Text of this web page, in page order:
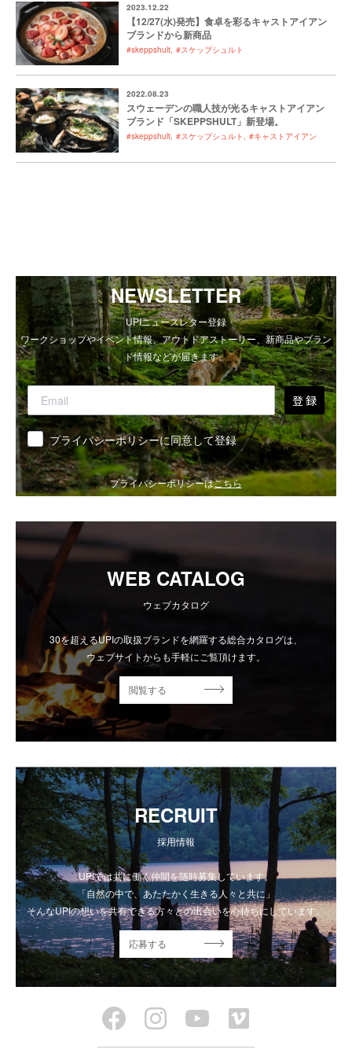
2023.12.22
【12/27(水)発売】食卓を彩るキャストアイアン
ブランドから新商品
#skeppshult #スケップシュルト
2022.08.23
スウェーデンの職人技が光るキャストアイアン
ブランド「SKEPPSHULT」新登場。
#skeppshult #スケップシュルト #キャストアイアン
NEWSLETTER
UPIニュースレター登録
ワークショップやイベント情報、アウトドアストーリー、新商品やブラン
ド情報などが届きます。
登 録
同意 プライバシーポリシーに同意して登録
プライバシーポリシーはこちら
WEB CATALOG
ウェブカタログ
30を超えるUPIの取扱ブランドを網羅する総合カタログは、
ウェブサイトからも手軽にご覧頂けます。
閲覧する
RECRUIT
採用情報
UPIでは共に働く仲間を随時募集しています。
「自然の中で、あたたかく生きる人々と共に」
そんなUPIの想いを共有できる方々との出会いを心待ちにしています。
応募する